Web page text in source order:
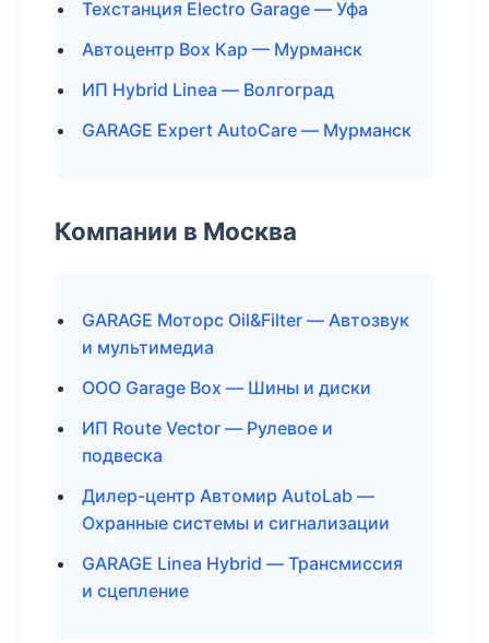
Техстанция Electro Garage — Уфа
Автоцентр Box Кар — Мурманск
ИП Hybrid Linea — Волгоград
GARAGE Expert AutoCare — Мурманск
Компании в Москва
GARAGE Моторс Oil&Filter — Автозвук
и мультимедиа
ООО Garage Box — Шины и диски
ИП Route Vector — Рулевое и
подвеска
Дилер-центр Автомир AutoLab —
Охранные системы и сигнализации
GARAGE Linea Hybrid — Трансмиссия
и сцепление